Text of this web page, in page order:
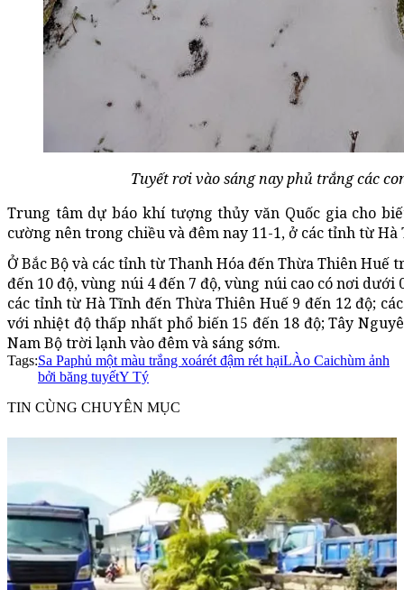
Tuyết rơi vào sáng nay phủ trắng các
Trung tâm dự báo khí tượng thủy văn Quốc gia cho
cường nên trong chiều và đêm nay 11-1, ở các tỉnh từ
Ở Bắc Bộ và các tỉnh từ Thanh Hóa đến Thừa Thiên
đến 10 độ, vùng núi 4 đến 7 độ, vùng núi cao có nơi
các tỉnh từ Hà Tĩnh đến Thừa Thiên Huế 9 đến 12 độ;
với nhiệt độ thấp nhất phổ biến 15 đến 18 độ; Tây
Nam Bộ trời lạnh vào đêm và sáng sớm.
Tags:Sa Paphủ một màu trắng xoárét đậm rét hạiLÀo Caichùm ảnh
bởi băng tuyếtY Tý
TIN CÙNG CHUYÊN MỤC